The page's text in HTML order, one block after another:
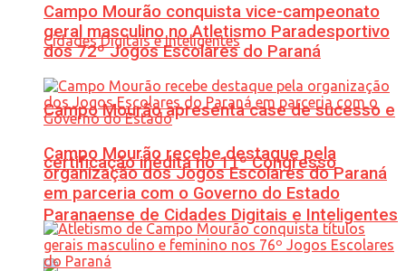
Campo Mourão apresenta case de sucesso e
certificação inédita no 11º Congresso
Paranaense de Cidades Digitais e Inteligentes
Campo Mourão conquista vice-campeonato
geral masculino no Atletismo Paradesportivo
dos 72º Jogos Escolares do Paraná
Campo Mourão recebe destaque pela
organização dos Jogos Escolares do Paraná
em parceria com o Governo do Estado